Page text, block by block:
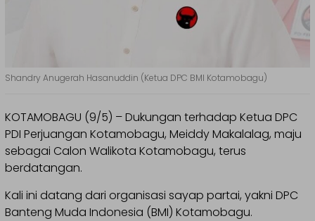
Shandry Anugerah Hasanuddin (Ketua DPC BMI Kotamobagu)
KOTAMOBAGU (9/5) – Dukungan terhadap Ketua DPC
PDI Perjuangan Kotamobagu, Meiddy Makalalag, maju
sebagai Calon Walikota Kotamobagu, terus
berdatangan.
Kali ini datang dari organisasi sayap partai, yakni DPC
Banteng Muda Indonesia (BMI) Kotamobagu.